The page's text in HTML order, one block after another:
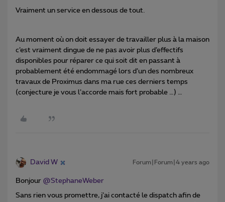
Vraiment un service en dessous de tout.
Au moment où on doit essayer de travailler plus à la maison
c’est vraiment dingue de ne pas avoir plus d’effectifs
disponibles pour réparer ce qui soit dit en passant à
probablement été endommagé lors d’un des nombreux
travaux de Proximus dans ma rue ces derniers temps
(conjecture je vous l’accorde mais fort probable …) …
David W Forum|Forum|4 years ago
Bonjour @StephaneWeber
Sans rien vous promettre, j’ai contacté le dispatch afin de